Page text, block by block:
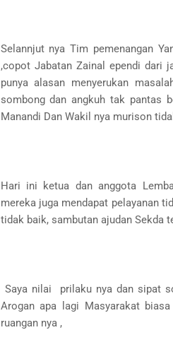
Selannjut nya Tim pemenangan
,copot Jabatan Zainal ependi dari
punya alasan menyerukan
sombong dan angkuh tak pantas
Manandi Dan Wakil nya murison
Hari ini ketua dan anggota
mereka juga mendapat pelayanan
tidak baik, sambutan ajudan Sekda
Saya nilai prilaku nya dan sipat
Arogan apa lagi Masyarakat
ruangan nya ,